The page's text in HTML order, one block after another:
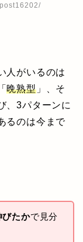
人がいるのは
晩熟型」、 そ
、3パターンに
るのは今まで
びたかで見分